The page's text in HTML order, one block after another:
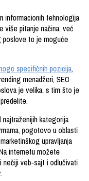
informacionih tehnologija
više pitanje načina, već
poslove to je moguće
specifičnih pozicija,
menadžeri, SEO
je velika, s tim što je
kategorija
pogotovo u oblasti
upravljanja
internetu možete
nečiji veb-sajt i odlučivati